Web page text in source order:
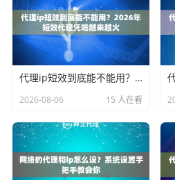
代理ip短效到底能不能用？2026年短效代理凭啥越来越火
2026-08-06 15 人在看